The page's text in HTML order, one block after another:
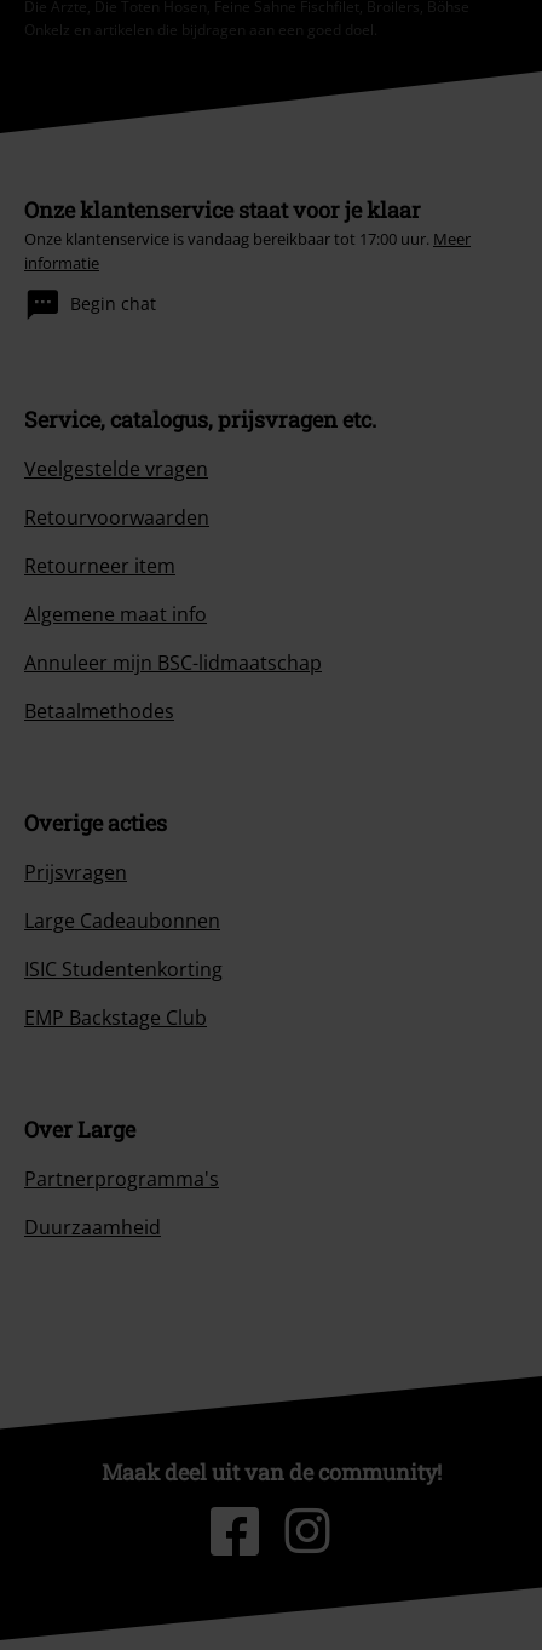
Die Ärzte, Die Toten Hosen, Feine Sahne Fischfilet, Broilers, Böhse
Onkelz en artikelen die bijdragen aan een goed doel.
Onze klantenservice staat voor je klaar
Onze klantenservice is vandaag bereikbaar tot 17:00 uur. Meer
informatie
Begin chat
Service, catalogus, prijsvragen etc.
Veelgestelde vragen
Retourvoorwaarden
Retourneer item
Algemene maat info
Annuleer mijn BSC-lidmaatschap
Betaalmethodes
Overige acties
Prijsvragen
Large Cadeaubonnen
ISIC Studentenkorting
EMP Backstage Club
Over Large
Partnerprogramma's
Duurzaamheid
Maak deel uit van de community!